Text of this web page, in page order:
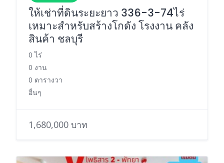
ให้เช่าที่ดินระยะยาว 336-3-74ไร่
เหมาะสำหรับสร้างโกดัง โรงงาน คลัง
สินค้า ชลบุรี
0 ไร่
0 งาน
0 ตารางวา
อื่นๆ
1,680,000 บาท